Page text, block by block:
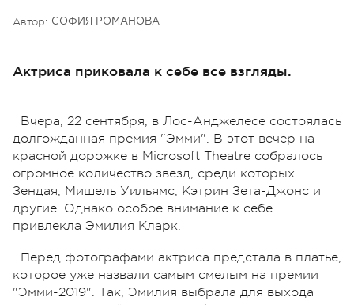
Автор: СОФИЯ РОМАНОВА
Актриса приковала к себе все взгляды.
Вчера, 22 сентября, в Лос-Анджелесе состоялась
долгожданная премия "Эмми". В этот вечер на
красной дорожке в Microsoft Theatre собралось
огромное количество звезд, среди которых
Зендая, Мишель Уильямс, Кэтрин Зета-Джонс и
другие. Однако особое внимание к себе
привлекла Эмилия Кларк.
Перед фотографами актриса предстала в платье,
которое уже назвали самым смелым на премии
"Эмми-2019". Так, Эмилия выбрала для выхода